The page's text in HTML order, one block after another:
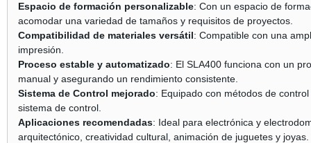
Espacio de formación personalizable: Con un espacio de
acomodar una variedad de tamaños y requisitos de proyectos.
Compatibilidad de materiales versátil: Compatible con una
impresión.
Proceso estable y automatizado: El SLA400 funciona con un
manual y asegurando un rendimiento consistente.
Sistema de Control mejorado: Equipado con métodos de
sistema de control.
Aplicaciones recomendadas: Ideal para electrónica y
arquitectónico, creatividad cultural, animación de juguetes y joyas.